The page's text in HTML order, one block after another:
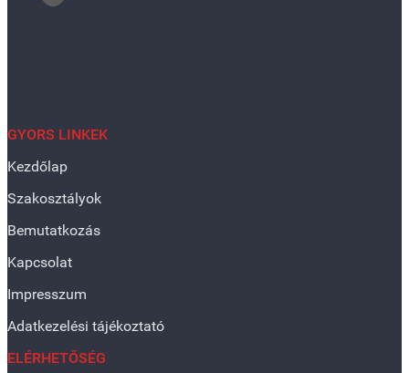
GYORS LINKEK
Kezdőlap
Szakosztályok
Bemutatkozás
Kapcsolat
Impresszum
Adatkezelési tájékoztató
ELÉRHETŐSÉG